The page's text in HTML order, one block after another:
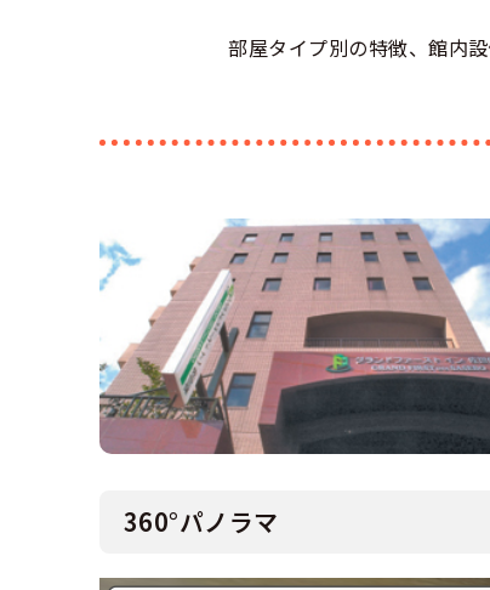
360度
受験資
お気に
運転
合宿費
合宿免
合宿免
まるわ
みんな
本免学
個人情
部屋タイプ別の特徴、館内
360°パノラマ